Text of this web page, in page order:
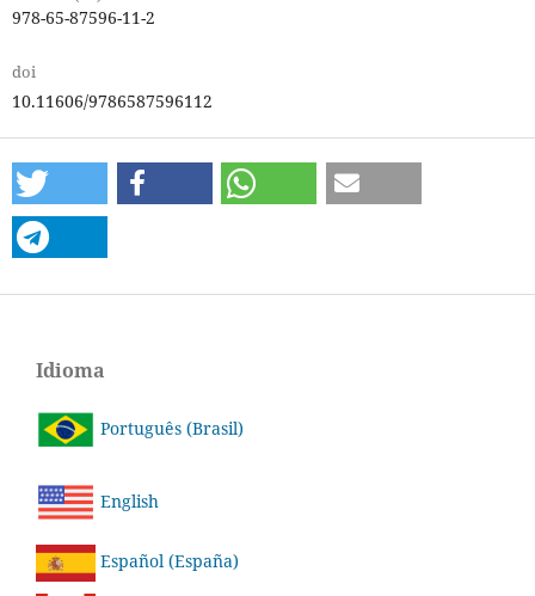
978-65-87596-11-2
doi
10.11606/9786587596112
Idioma
Português (Brasil)
English
Español (España)